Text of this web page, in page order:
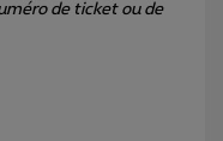
de ticket ou de